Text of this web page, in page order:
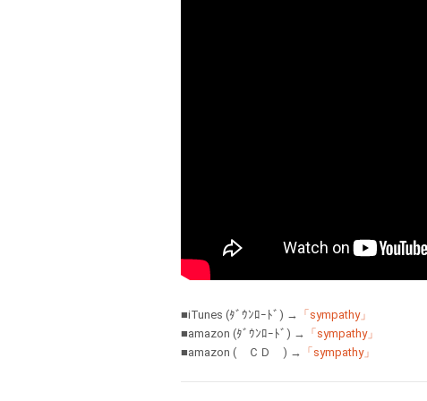
■iTunes (ﾀﾞｳﾝﾛｰﾄﾞ) → 「sympathy」
■amazon (ﾀﾞｳﾝﾛｰﾄﾞ) → 「sympathy」
■amazon ( ＣＤ ) → 「sympathy」